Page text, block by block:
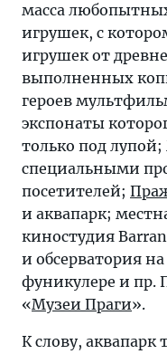
масса
игрушек, с
игрушек от
выполненных
героев
экспонаты
только под
специальными
посетителей;
и аквапарк;
киностудия
и обсерватория
фуникулере и пр.
«Музеи Праги».
К слову, аквапарк